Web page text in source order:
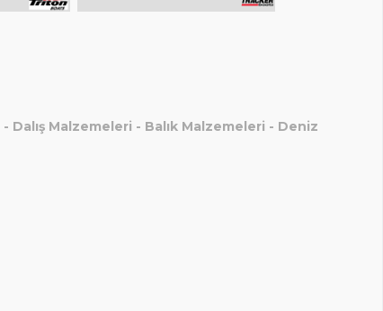
- Dalış Malzemeleri - Balık Malzemeleri - Deniz